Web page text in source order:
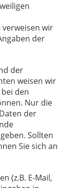
wir
der
der
weisen wir
den
Nur die
der
Sollten
Sie sich an
(z.B. E-Mail,